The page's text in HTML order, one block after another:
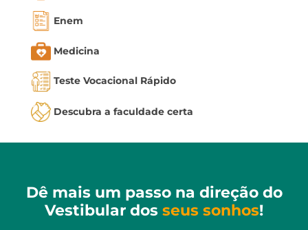
Enem
Medicina
Teste Vocacional Rápido
Descubra a faculdade certa
Dê mais um passo na direção do
Vestibular dos seus sonhos!